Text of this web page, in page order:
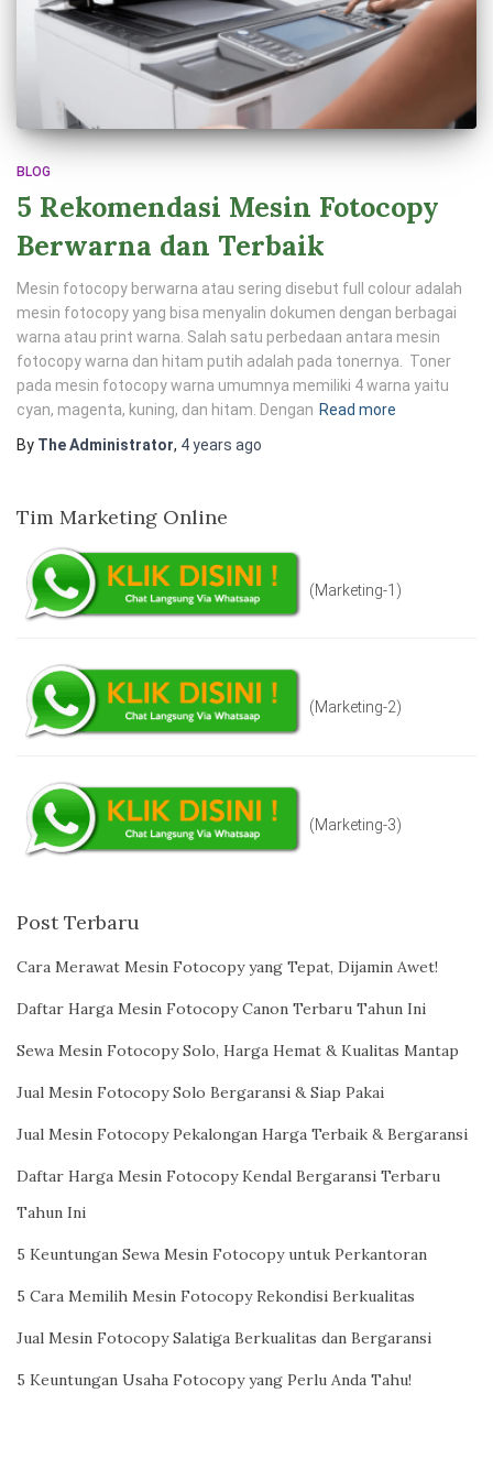
BLOG
5 Rekomendasi Mesin Fotocopy
Berwarna dan Terbaik
Mesin fotocopy berwarna atau sering disebut full colour adalah
mesin fotocopy yang bisa menyalin dokumen dengan berbagai
warna atau print warna. Salah satu perbedaan antara mesin
fotocopy warna dan hitam putih adalah pada tonernya. Toner
pada mesin fotocopy warna umumnya memiliki 4 warna yaitu
cyan, magenta, kuning, dan hitam. Dengan Read more
By The Administrator, 4 years ago
Tim Marketing Online
(Marketing-1)
(Marketing-2)
(Marketing-3)
Post Terbaru
Cara Merawat Mesin Fotocopy yang Tepat, Dijamin Awet!
Daftar Harga Mesin Fotocopy Canon Terbaru Tahun Ini
Sewa Mesin Fotocopy Solo, Harga Hemat & Kualitas Mantap
Jual Mesin Fotocopy Solo Bergaransi & Siap Pakai
Jual Mesin Fotocopy Pekalongan Harga Terbaik & Bergaransi
Daftar Harga Mesin Fotocopy Kendal Bergaransi Terbaru
Tahun Ini
5 Keuntungan Sewa Mesin Fotocopy untuk Perkantoran
5 Cara Memilih Mesin Fotocopy Rekondisi Berkualitas
Jual Mesin Fotocopy Salatiga Berkualitas dan Bergaransi
5 Keuntungan Usaha Fotocopy yang Perlu Anda Tahu!